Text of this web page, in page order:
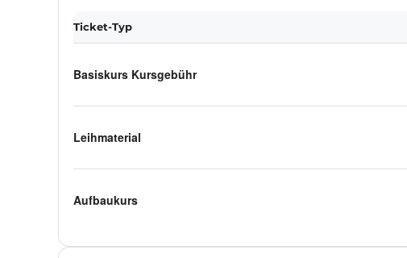
Ticket-Typ
Basiskurs Kursgebühr
Leihmaterial
Aufbaukurs